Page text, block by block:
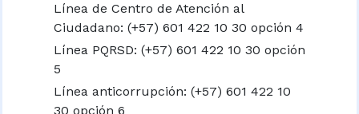
Línea de Centro de Atención al
Ciudadano: (+57) 601 422 10 30 opción 4
Línea PQRSD: (+57) 601 422 10 30 opción
5
Línea anticorrupción: (+57) 601 422 10
30 opción 6